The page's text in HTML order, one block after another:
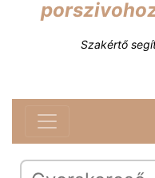
Szakértő